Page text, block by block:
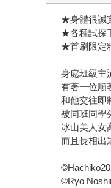
★身體很誠
★各種試探
★首刷限定
身處班級主
有著一位順
和他交往即
被同班同學
冰山美人女
而且長相出
©Ryo